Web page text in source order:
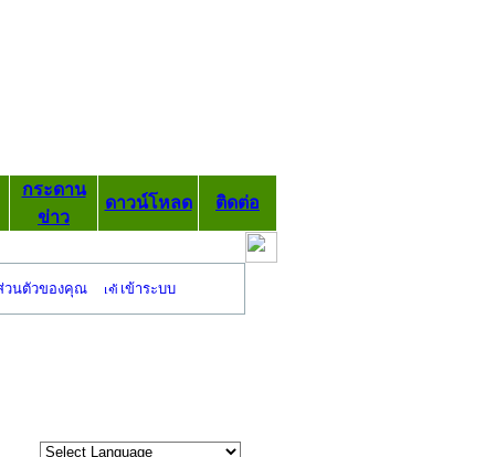
กระดาน
ข่าว
ดาวน์โหลด ติดต่อ
วนตัวของคุณ เข้าระบบ